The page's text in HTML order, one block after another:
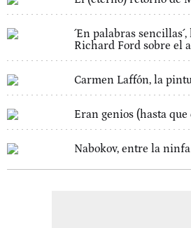
´En palabras
Richard Ford sobre el
Carmen Laffón, la
Eran genios (hasta
Nabokov, entre la